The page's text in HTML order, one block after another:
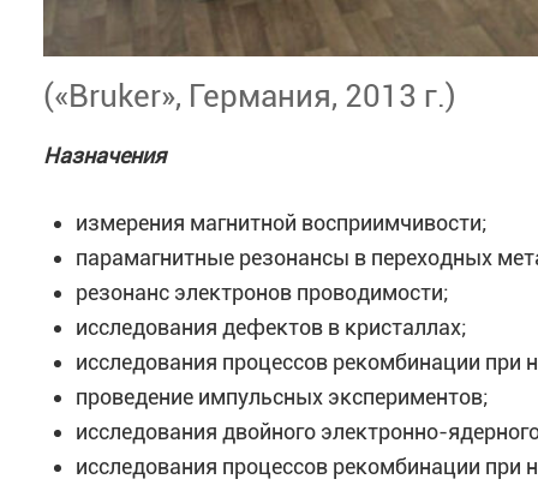
(«Bruker», Германия, 2013 г.)
Назначения
измерения магнитной восприимчивости;
парамагнитные резонансы в переходных
резонанс электронов проводимости;
исследования дефектов в кристаллах;
исследования процессов рекомбинации при
проведение импульсных экспериментов;
исследования двойного электронно-
исследования процессов рекомбинации при